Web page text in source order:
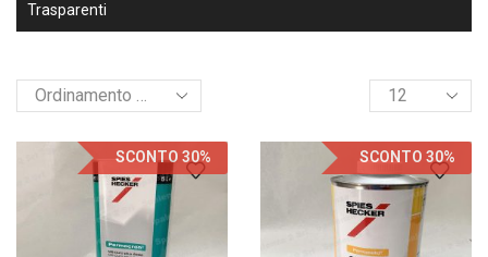
Trasparenti
SCONTO 30% SCONTO 30%